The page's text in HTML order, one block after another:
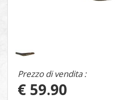
Prezzo di vendita :
€ 59.90